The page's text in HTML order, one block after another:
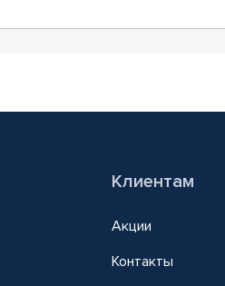
Клиентам
Акции
Контакты